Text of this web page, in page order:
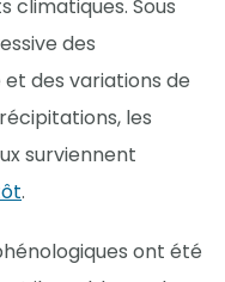
climatiques. Sous
des
des variations de
les
surviennent
.
ont été